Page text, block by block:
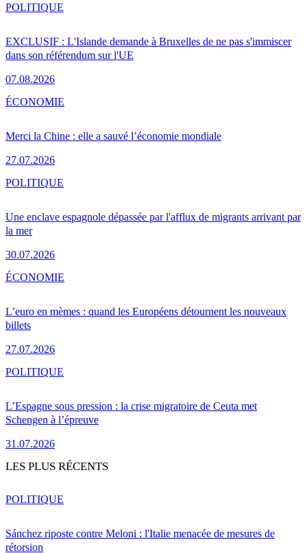
EXCLUSIF : L'Islande demande à Bruxelles de ne pas s'immiscer
dans son référendum sur l'UE
07.08.2026
POLITIQUE
Merci la Chine : elle a sauvé l’économie mondiale
27.07.2026
ÉCONOMIE
Une enclave espagnole dépassée par l'afflux de migrants arrivant par
la mer
30.07.2026
POLITIQUE
L’euro en mèmes : quand les Européens détournent les nouveaux
billets
27.07.2026
ÉCONOMIE
L’Espagne sous pression : la crise migratoire de Ceuta met
Schengen à l’épreuve
31.07.2026
POLITIQUE
LES PLUS RÉCENTS
Sánchez riposte contre Meloni : l'Italie menacée de mesures de
rétorsion
POLITIQUE